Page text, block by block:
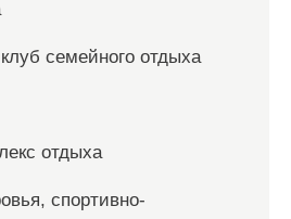
семейного отдыха
отдыха
спортивно-